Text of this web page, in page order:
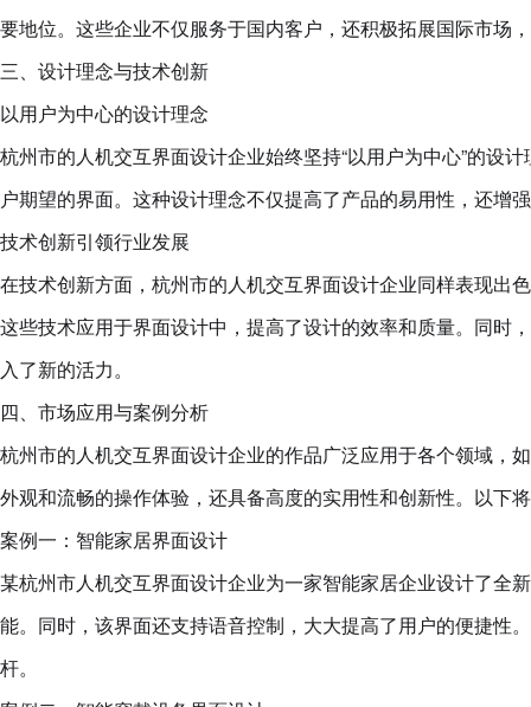
要地位。这些企业不仅服务于国内客户，还积极拓展国际市场
三、设计理念与技术创新
以用户为中心的设计理念
杭州市的人机交互界面设计企业始终坚持“以用户为中心”的设
户期望的界面。这种设计理念不仅提高了产品的易用性，还增
技术创新引领行业发展
在技术创新方面，杭州市的人机交互界面设计企业同样表现出
这些技术应用于界面设计中，提高了设计的效率和质量。同时
入了新的活力。
四、市场应用与案例分析
杭州市的人机交互界面设计企业的作品广泛应用于各个领域，
外观和流畅的操作体验，还具备高度的实用性和创新性。以下
案例一：智能家居界面设计
某杭州市人机交互界面设计企业为一家智能家居企业设计了全
能。同时，该界面还支持语音控制，大大提高了用户的便捷性
杆。